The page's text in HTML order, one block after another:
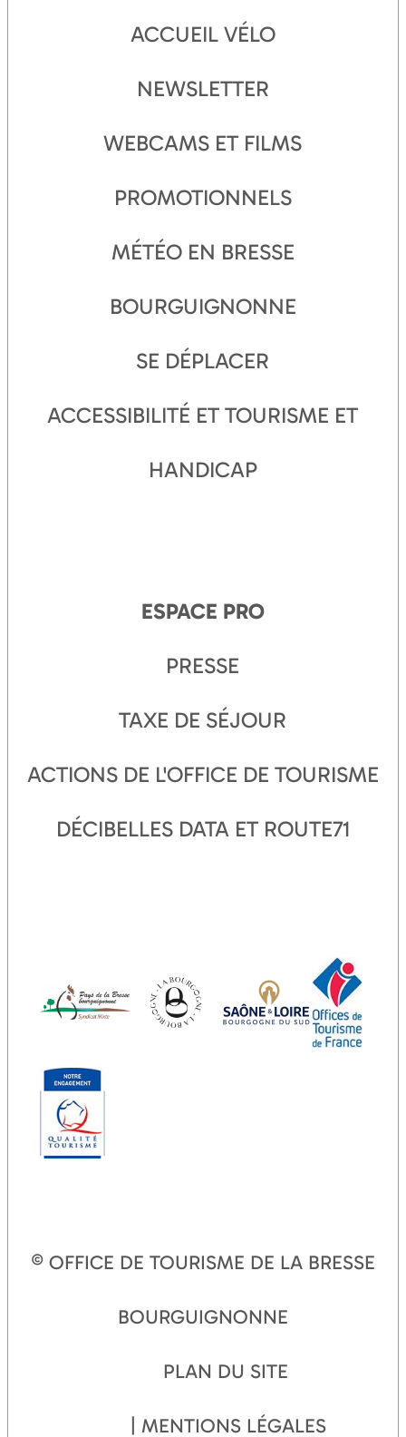
ACCUEIL VÉLO
NEWSLETTER
WEBCAMS ET FILMS
PROMOTIONNELS
MÉTÉO EN BRESSE
BOURGUIGNONNE
SE DÉPLACER
ACCESSIBILITÉ ET TOURISME ET
HANDICAP
ESPACE PRO
PRESSE
TAXE DE SÉJOUR
ACTIONS DE L'OFFICE DE TOURISME
DÉCIBELLES DATA ET ROUTE71
© OFFICE DE TOURISME DE LA BRESSE
BOURGUIGNONNE
PLAN DU SITE
MENTIONS LÉGALES